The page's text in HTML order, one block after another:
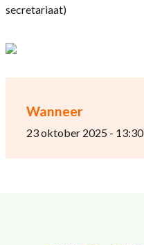
Wanneer
23 oktober 2025 - 13:30
secretariaat)